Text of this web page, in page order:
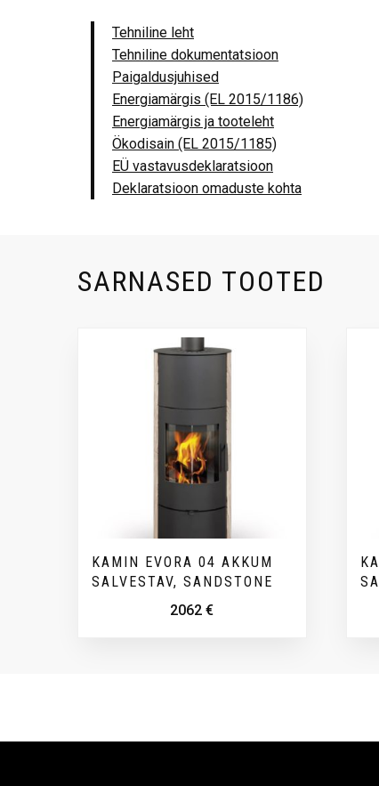
Tehniline leht
Tehniline dokumentatsioon
Paigaldusjuhised
Energiamärgis (EL 2015/1186)
Energiamärgis ja tooteleht
Ökodisain (EL 2015/1185)
EÜ vastavusdeklaratsioon
Deklaratsioon omaduste kohta
SARNASED TOOTED
KAMIN EVORA 04 AKKUM
SALVESTAV, SANDSTONE
2062€